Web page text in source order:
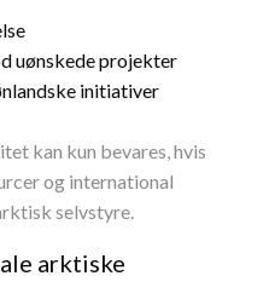
uønskede projekter
initiativer
kan kun bevares, hvis
og international
selvstyre.
arktiske